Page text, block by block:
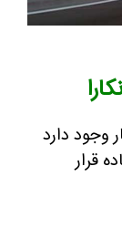
وجود دارد
قرار